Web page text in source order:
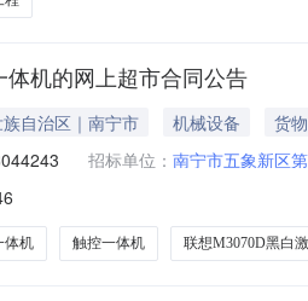
机的网上超市合同公告
族自治区｜南宁市 机械设备
货物
招标单位： 南宁市五象新区
体机 触控一体机 联想M3070D黑白